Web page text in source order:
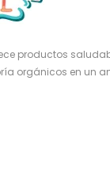
productos
orgánicos en un